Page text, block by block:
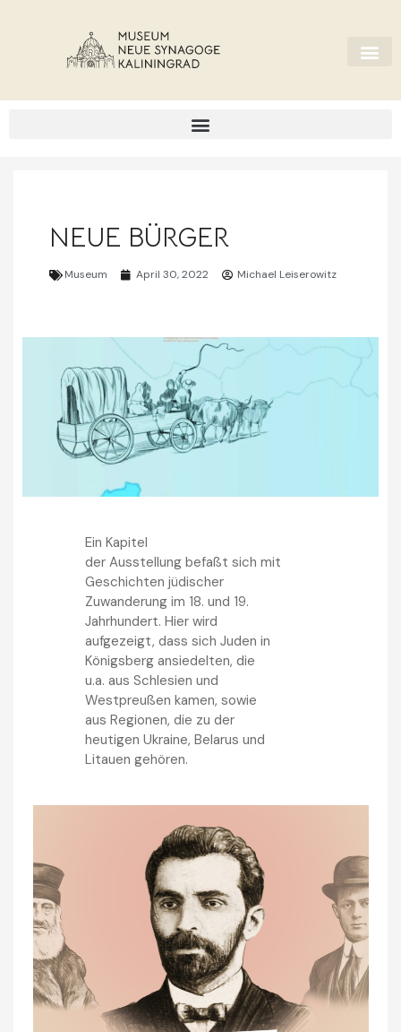
NEUE BÜRGER
Museum April 30, 2022 Michael Leiserowitz
Ein Kapitel
der Ausstellung befaßt sich mit
Geschichten jüdischer
Zuwanderung im 18. und 19.
Jahrhundert. Hier wird
aufgezeigt, dass sich Juden in
Königsberg ansiedelten, die
u.a. aus Schlesien und
Westpreußen kamen, sowie
aus Regionen, die zu der
heutigen Ukraine, Belarus und
Litauen gehören.